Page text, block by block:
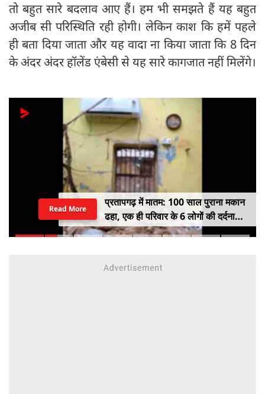
तो बहुत सारे बदलाव आए हैं। हम भी समझते हैं यह बहुत
अजीब सी परिस्थिति रही होगी। लेकिन काश कि हमें पहले
ही बता दिया जाता और यह वादा ना किया जाता कि 8 दिन
के अंदर अंदर हॉलेंड एंबेसी से यह सारे कागजात नहीं मिलेंगे।
प्रतापगढ़ में मातम: 100 साल पुराना मकान
ढहा, एक ही परिवार के 6 लोगों की दर्दनाक
मौत
Read More